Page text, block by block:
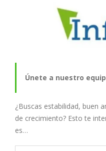
Únete a nuestro
¿Buscas estabilidad, buen
de crecimiento? Esto te
es…